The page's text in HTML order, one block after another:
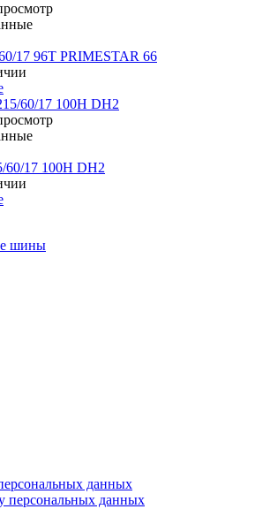
17 96T PRIMESTAR 66
60/17 100H DH2
шины
данных
персональных данных